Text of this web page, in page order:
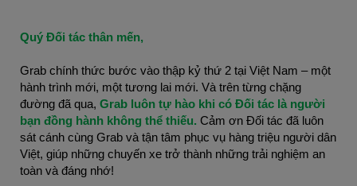
Quý Đối tác thân mến,
Grab chính thức bước vào thập kỷ thứ 2 tại Việt Nam – một
hành trình mới, một tương lai mới. Và trên từng chặng
đường đã qua, Grab luôn tự hào khi có Đối tác là người
bạn đồng hành không thể thiếu. Cảm ơn Đối tác đã luôn
sát cánh cùng Grab và tận tâm phục vụ hàng triệu người dân
Việt, giúp những chuyến xe trở thành những trải nghiệm an
toàn và đáng nhớ!